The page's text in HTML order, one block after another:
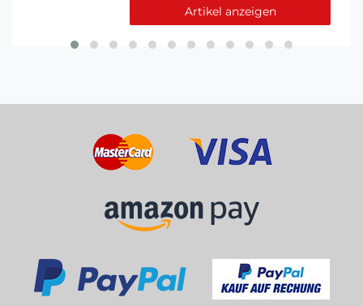
Artikel anzeigen